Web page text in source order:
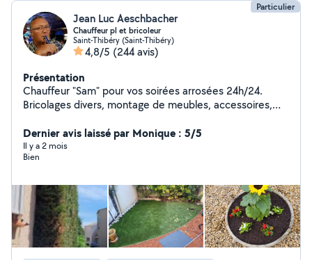
Particulier
Jean Luc Aeschbacher
Chauffeur pl et bricoleur
Saint-Thibéry (Saint-Thibéry)
4,8/5 (244 avis)
Présentation
Chauffeur "Sam" pour vos soirées arrosées 24h/24.
Bricolages divers, montage de meubles, accessoires,
et bien d'autres demandes. Dites moi ce dont vous avez
besoin et je vous dirai si c'est possible pour moi. J'ai
aussi le permis super lourd si besoin
Dernier avis laissé par Monique : 5/5
Il y a 2 mois
Bien